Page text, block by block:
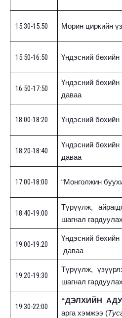
15:30-15:50 Морин циркийн
15:50-16:50 Үндэсний
16:50-17:50
Үндэсний бөхийн
даваа
18:00-18:20 Үндэсний
18:20-18:40
Үндэсний бөхийн
даваа
17:00-18:00 “Монголжин
18:40-19:00
Түрүүлж,
шагнал гардуулах
19:00-19:20
Үндэсний
даваа
19:20-19:30
Түрүүлж,
шагнал гардуулах
19:30-22:00
“ДЭЛХИЙН
арга хэмжээ (